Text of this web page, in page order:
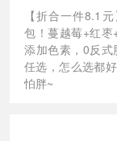
【折合一件8.1
包！蔓越莓+红
添加色素，0反
任选，怎么选都
怕胖~